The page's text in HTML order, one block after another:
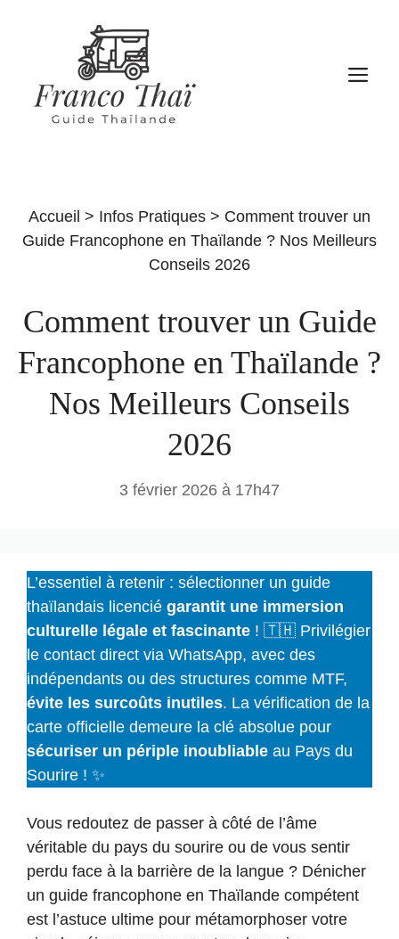
Accueil > Infos Pratiques > Comment trouver un
Guide Francophone en Thaïlande ? Nos Meilleurs
Conseils 2026
Comment trouver un Guide
Francophone en Thaïlande ?
Nos Meilleurs Conseils
2026
3 février 2026 à 17h47
L’essentiel à retenir : sélectionner un guide
thaïlandais licencié garantit une immersion
culturelle légale et fascinante ! 🇹🇭 Privilégier
le contact direct via WhatsApp, avec des
indépendants ou des structures comme MTF,
évite les surcoûts inutiles. La vérification de la
carte officielle demeure la clé absolue pour
sécuriser un périple inoubliable au Pays du
Sourire ! ✨
Vous redoutez de passer à côté de l’âme
véritable du pays du sourire ou de vous sentir
perdu face à la barrière de la langue ? Dénicher
un guide francophone en Thaïlande compétent
est l’astuce ultime pour métamorphoser votre